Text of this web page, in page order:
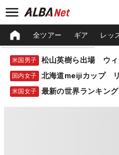
全ツアー ギア レッ
米国男子
国内女子 北海道meijiカップ
米国女子 最新の世界ランキング